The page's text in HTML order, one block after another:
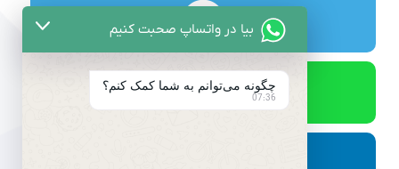
بیا در واتساپ صحبت کنیم
چگونه می‌توانم به شما کمک کنم؟
07:36